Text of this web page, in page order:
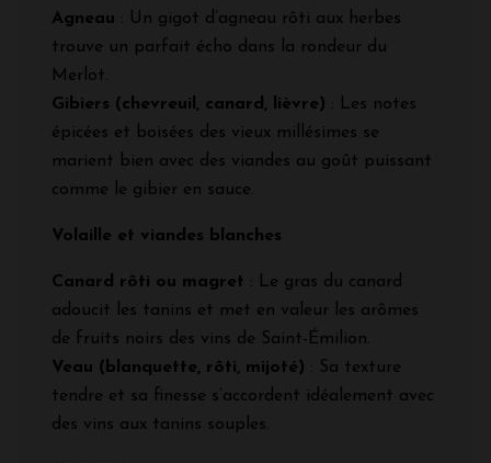
Agneau : Un gigot d’agneau rôti aux herbes
trouve un parfait écho dans la rondeur du
Merlot.
Gibiers (chevreuil, canard, lièvre) : Les notes
épicées et boisées des vieux millésimes se
marient bien avec des viandes au goût puissant
comme le gibier en sauce.
Volaille et viandes blanches
Canard rôti ou magret : Le gras du canard
adoucit les tanins et met en valeur les arômes
de fruits noirs des vins de Saint-Émilion.
Veau (blanquette, rôti, mijoté) : Sa texture
tendre et sa finesse s’accordent idéalement avec
des vins aux tanins souples.